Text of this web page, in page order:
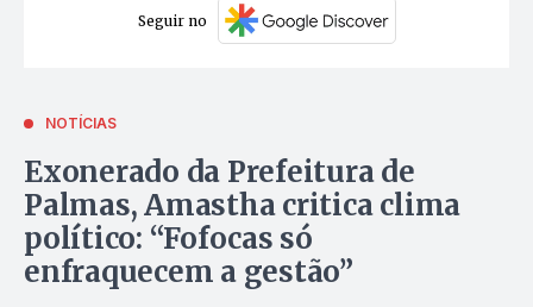
Seguir no
NOTÍCIAS
Exonerado da Prefeitura de
Palmas, Amastha critica clima
político: “Fofocas só
enfraquecem a gestão”